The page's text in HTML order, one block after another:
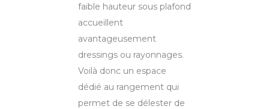
faible hauteur sous plafond
accueillent
avantageusement
dressings ou rayonnages.
Voilà donc un espace
dédié au rangement qui
permet de se délester de